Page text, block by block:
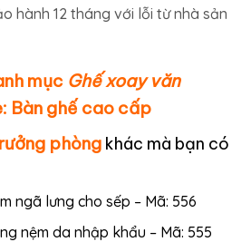
hành 12 tháng với lỗi từ nhà sản
mục Ghế xoay văn
Bàn ghế cao cấp
phòng khác mà bạn có
ngã lưng cho sếp – Mã: 556
nệm da nhập khẩu – Mã: 555